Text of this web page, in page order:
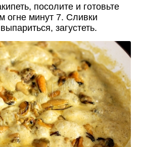
посолите и готовьте
огне минут 7. Сливки
загустеть.